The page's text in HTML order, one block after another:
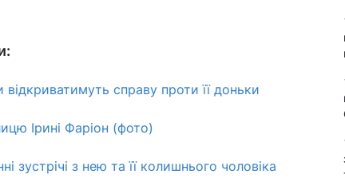
справу проти її доньки
Ірині Фаріон (фото)
зустрічі з нею та її колишнього чоловіка